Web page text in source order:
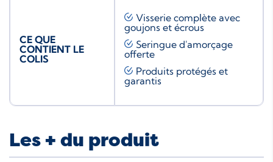
CE QUE
CONTIENT LE
COLIS
Visserie complète avec
goujons et écrous
Seringue d'amorçage
offerte
Produits protégés et
garantis
Les + du produit